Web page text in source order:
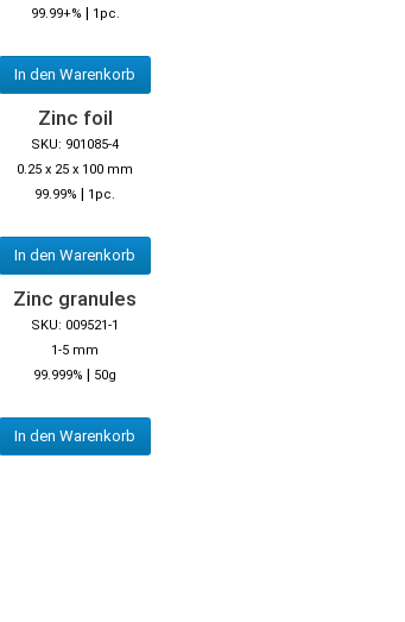
99.99+% | 1pc.
In den Warenkorb
Zinc foil
SKU: 901085-4
0.25 x 25 x 100 mm
99.99% | 1pc.
In den Warenkorb
Zinc granules
SKU: 009521-1
1-5 mm
99.999% | 50g
In den Warenkorb